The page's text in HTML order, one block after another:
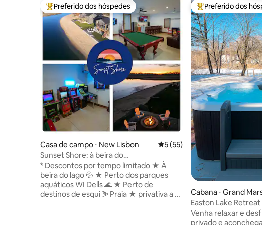
Entre os melhores preferidos dos hóspedes
Preferido dos hóspedes
Casa de campo ⋅ New Lisbon 5 de uma avaliação média de
5 (55)
Sunset Shore: à beira do
lago/praia/fliperama/banheira de
hidromassagem/massagem
* Descontos por tempo limitado ★ À
beira do lago 💦 ★ Perto dos parques
aquáticos WI Dells 🌊 ★ Perto de
destinos de esqui ⛷ Praia ★ privativa a ⛱️
Entre os melhores
Preferido dos
Cabana ⋅ Grand
Easton Lake
aconchegante e
hidromassagem
Venha relaxar e
privado e